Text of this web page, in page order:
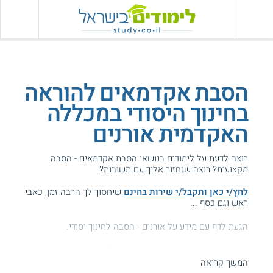
הסבת אקדמאים להוראה
בחינוך היסודי במכללה
האקדמית אורנים
רוצה לדעת על לימודים בנושאי הסבת אקדמאים - הסבה
מקצועית? רוצה שנחזור אליך עם תשובות?
לחץ/י כאן ותקבל/י שירות בחינם שיחסוך לך הרבה זמן, כאבי
ראש וגם כסף ...
הגעת לדף עם מידע על אורנים - הסבה לחינוך יסודי.
עזרנו גם לך? דרג אותנו:המשך קריאה